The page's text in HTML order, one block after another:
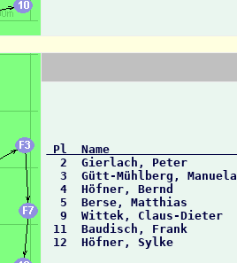
Pl  Name
2  Gierlach, Peter
3  Gütt-Mühlberg,
4  Höfner,
5  Berse, Matthias
9  Wittek, Claus-Dieter
11  Baudisch, Frank
12  Höfner, Sylke